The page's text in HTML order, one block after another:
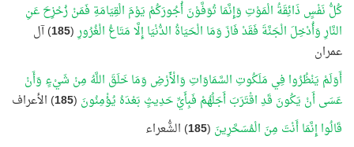
كُلُّ نَفْسٍ ذَائِقَةُ الْمَوْتِ وَإِنَّمَا تُوَفَّوْنَ أُجُورَكُمْ يَوْمَ الْقِيَامَةِ فَمَنْ زُحْزِحَ عَنِ
النَّارِ وَأُدْخِلَ الْجَنَّةَ فَقَدْ فَازَ وَمَا الْحَيَاةُ الدُّنْيَا إِلَّا مَتَاعُ الْغُرُورِ(
185) آل
عمران
أَوَلَمْ يَنْظُرُوا فِي مَلَكُوتِ السَّمَاوَاتِ وَالْأَرْضِ وَمَا خَلَقَ اللَّهُ مِنْ شَيْءٍ وَأَنْ
عَسَى أَنْ يَكُونَ قَدِ اقْتَرَبَ أَجَلُهُمْ فَبِأَيِّ حَدِيثٍ بَعْدَهُ يُؤْمِنُونَ (
185) الأعراف
قَالُوا إِنَّمَا أَنْتَ مِنَ الْمُسَحَّرِينَ (
185) الشُّعراء